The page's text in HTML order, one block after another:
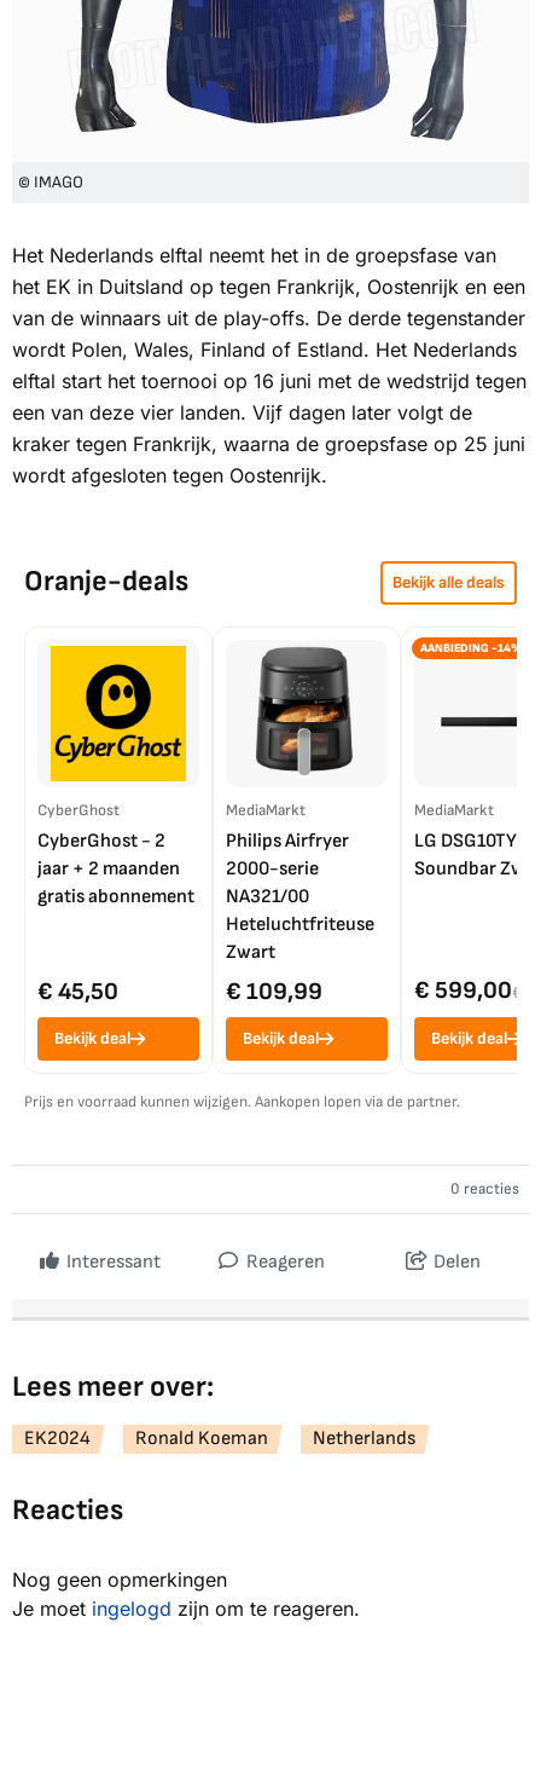
© IMAGO
Het Nederlands elftal neemt het in de groepsfase van
het EK in Duitsland op tegen Frankrijk, Oostenrijk en een
van de winnaars uit de play-offs. De derde tegenstander
wordt Polen, Wales, Finland of Estland. Het Nederlands
elftal start het toernooi op 16 juni met de wedstrijd tegen
een van deze vier landen. Vijf dagen later volgt de
kraker tegen Frankrijk, waarna de groepsfase op 25 juni
wordt afgesloten tegen Oostenrijk.
Oranje-deals Bekijk alle deals
CyberGhost
CyberGhost - 2
jaar + 2 maanden
gratis abonnement
€ 45,50
Bekijk deal
MediaMarkt
Philips Airfryer
2000-serie
NA321/00
Heteluchtfriteuse
Zwart
€ 109,99
Bekijk deal
AANBIEDING -14%
MediaMarkt
LG DSG10TY
Soundbar
€ 599,00€
Bekijk deal
Prijs en voorraad kunnen wijzigen. Aankopen lopen via de partner.
0 reacties
Interessant Reageren Delen
Lees meer over:
EK2024 Ronald Koeman Netherlands
Reacties
Nog geen opmerkingen
Je moet ingelogd zijn om te reageren.